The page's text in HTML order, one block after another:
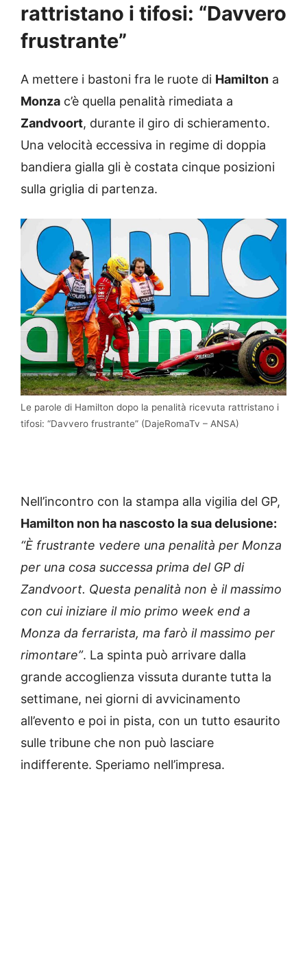
rattristano i tifosi: “Davvero
frustrante”
A mettere i bastoni fra le ruote di Hamilton a
Monza c’è quella penalità rimediata a
Zandvoort, durante il giro di schieramento.
Una velocità eccessiva in regime di doppia
bandiera gialla gli è costata cinque posizioni
sulla griglia di partenza.
Le parole di Hamilton dopo la penalità ricevuta rattristano i
tifosi: “Davvero frustrante” (DajeRomaTv – ANSA)
Nell’incontro con la stampa alla vigilia del GP,
Hamilton non ha nascosto la sua delusione:
“È frustrante vedere una penalità per Monza
per una cosa successa prima del GP di
Zandvoort. Questa penalità non è il massimo
con cui iniziare il mio primo week end a
Monza da ferrarista, ma farò il massimo per
rimontare”. La spinta può arrivare dalla
grande accoglienza vissuta durante tutta la
settimane, nei giorni di avvicinamento
all’evento e poi in pista, con un tutto esaurito
sulle tribune che non può lasciare
indifferente. Speriamo nell’impresa.